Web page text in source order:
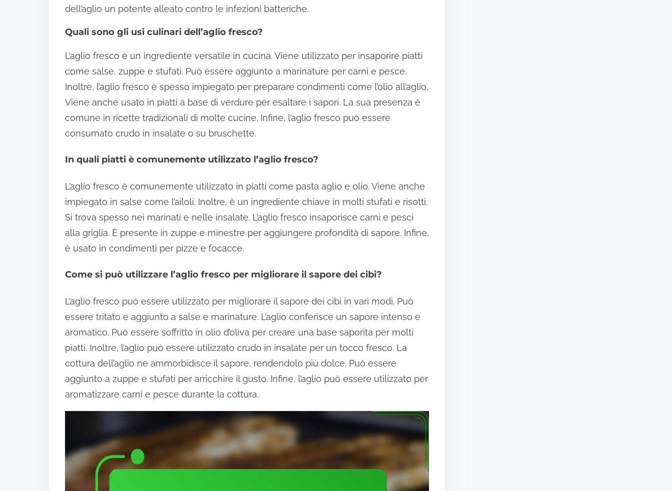
dell’aglio un potente alleato contro le infezioni batteriche.
Quali sono gli usi culinari dell’aglio fresco?
L’aglio fresco è un ingrediente versatile in cucina. Viene utilizzato per insaporire piatti
come salse, zuppe e stufati. Può essere aggiunto a marinature per carni e pesce.
Inoltre, l’aglio fresco è spesso impiegato per preparare condimenti come l’olio all’aglio.
Viene anche usato in piatti a base di verdure per esaltare i sapori. La sua presenza è
comune in ricette tradizionali di molte cucine. Infine, l’aglio fresco può essere
consumato crudo in insalate o su bruschette.
In quali piatti è comunemente utilizzato l’aglio fresco?
L’aglio fresco è comunemente utilizzato in piatti come pasta aglio e olio. Viene anche
impiegato in salse come l’ailoli. Inoltre, è un ingrediente chiave in molti stufati e risotti.
Si trova spesso nei marinati e nelle insalate. L’aglio fresco insaporisce carni e pesci
alla griglia. È presente in zuppe e minestre per aggiungere profondità di sapore. Infine,
è usato in condimenti per pizze e focacce.
Come si può utilizzare l’aglio fresco per migliorare il sapore dei cibi?
L’aglio fresco può essere utilizzato per migliorare il sapore dei cibi in vari modi. Può
essere tritato e aggiunto a salse e marinature. L’aglio conferisce un sapore intenso e
aromatico. Può essere soffritto in olio d’oliva per creare una base saporita per molti
piatti. Inoltre, l’aglio può essere utilizzato crudo in insalate per un tocco fresco. La
cottura dell’aglio ne ammorbidisce il sapore, rendendolo più dolce. Può essere
aggiunto a zuppe e stufati per arricchire il gusto. Infine, l’aglio può essere utilizzato per
aromatizzare carni e pesce durante la cottura.